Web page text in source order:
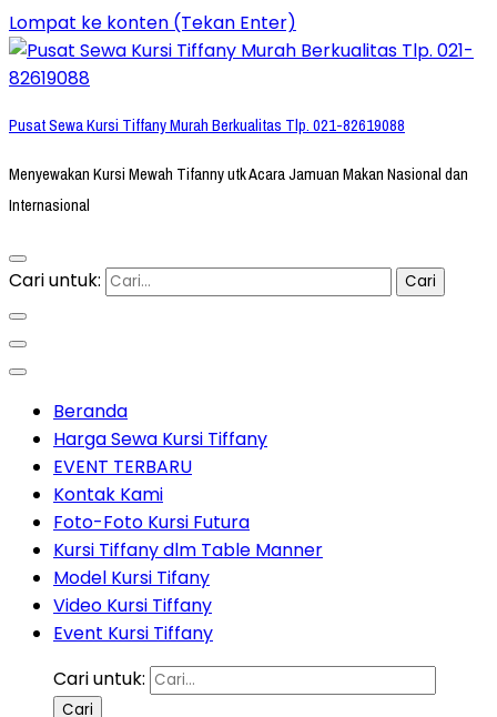
Lompat ke konten (Tekan Enter)
Pusat Sewa Kursi Tiffany Murah Berkualitas Tlp. 021-82619088
Menyewakan Kursi Mewah Tifanny utk Acara Jamuan Makan Nasional dan
Internasional
Cari untuk:
Beranda
Harga Sewa Kursi Tiffany
EVENT TERBARU
Kontak Kami
Foto-Foto Kursi Futura
Kursi Tiffany dlm Table Manner
Model Kursi Tifany
Video Kursi Tiffany
Event Kursi Tiffany
Cari untuk: